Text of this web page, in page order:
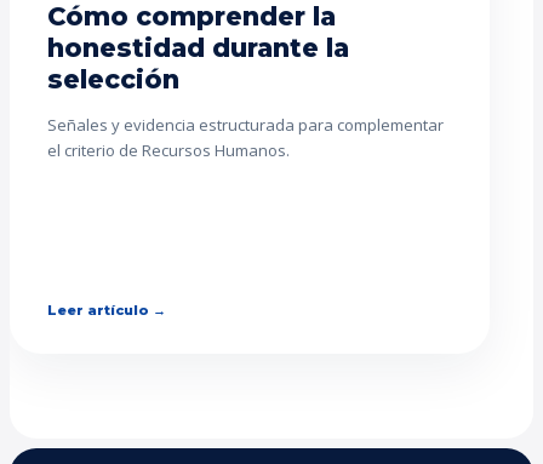
Cómo comprender la
honestidad durante la
selección
Señales y evidencia estructurada para complementar
el criterio de Recursos Humanos.
Leer artículo →